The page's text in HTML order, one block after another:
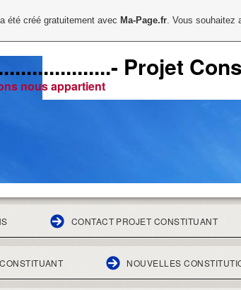
Projet
nous appartient
CONTACT PROJET CONSTITUANT
NOUVELLES
été créé gratuitement avec Ma-Page.fr. Vous souhaitez